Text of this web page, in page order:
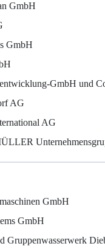
GmbH
GmbH
GmbH und
AG
AG
GmbH
GmbH
Gruppenwasserwerk